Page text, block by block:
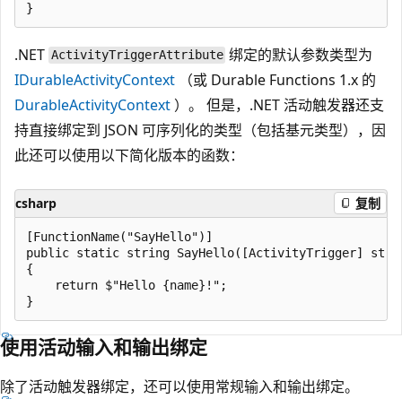
.NET ActivityTriggerAttribute 绑定的默认参数类型为
IDurableActivityContext （或 Durable Functions 1.x 的
DurableActivityContext ）。 但是，.NET 活动触发器还支
持直接绑定到 JSON 可序列化的类型（包括基元类型），因
此还可以使用以下简化版本的函数：
csharp 复制
[FunctionName("SayHello")]
public static string SayHello([ActivityTrigger]
{
    return $"Hello {name}!";
使用活动输入和输出绑定
除了活动触发器绑定，还可以使用常规输入和输出绑定。